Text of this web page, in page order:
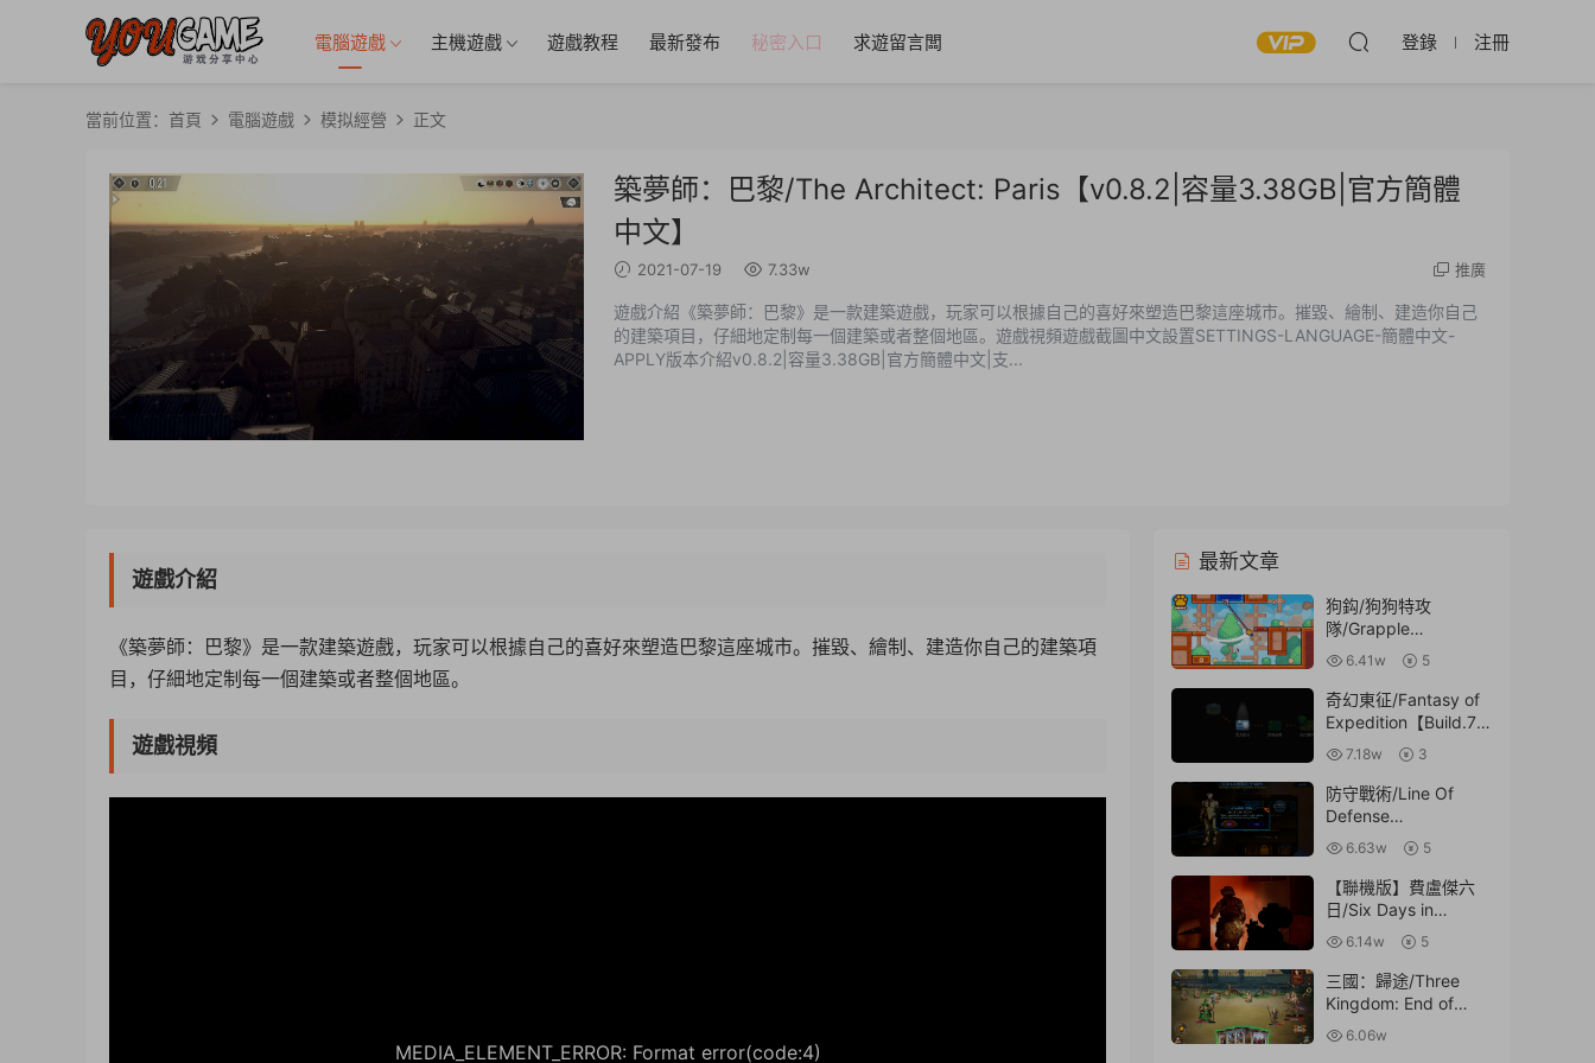
電腦遊戲 主機遊戲 遊戲教程 最新發布 秘密入口 求遊留言闆 登錄 注冊
當前位置： 首頁 電腦遊戲 模拟經營 正文
築夢師：巴黎/The Architect: Paris【v0.8.2|容量3.38GB|官方簡體
中文】
2021-07-19 7.33w 推廣
遊戲介紹《築夢師：巴黎》是一款建築遊戲，玩家可以根據自己的喜好來塑造巴黎這座城市。摧毀、繪制、建造你自己
的建築項目，仔細地定制每一個建築或者整個地區。遊戲視頻遊戲截圖中文設置SETTINGS-LANGUAGE-簡體中文-
APPLY版本介紹v0.8.2|容量3.38GB|官方簡體中文|支...
遊戲介紹
《築夢師：巴黎》是一款建築遊戲，玩家可以根據自己的喜好來塑造巴黎這座城市。摧毀、繪制、建造你自己的建築項
目，仔細地定制每一個建築或者整個地區。
遊戲視頻
MEDIA_ELEMENT_ERROR: Format error(code:4)
最新文章
狗鈎/狗狗特攻
隊/Grapple
Dog【v1.1.0|容量
505MB|官方簡體中
文】
6.41w 5
奇幻東征/Fantasy of
Expedition【Build.78
88490|容量1.32GB|
官方簡體中文】
7.18w 3
防守戰術/Line Of
Defense
Tactics【v1.01|容量
800MB|内置LAMO簡
中漢化|贈多項修改
器】
6.63w 5
【聯機版】費盧傑六
日/Six Days in
Fallujah【Build.0306
2024聯機版|容量
20.4GB】
6.14w 5
三國：歸途/Three
Kingdom: End of
Dong【正式版|容量
2.48GB|官方簡體中
6.06w